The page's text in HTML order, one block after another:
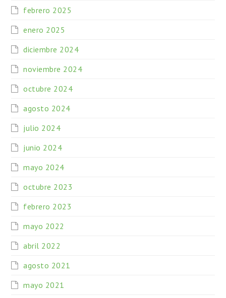
febrero 2025
enero 2025
diciembre 2024
noviembre 2024
octubre 2024
agosto 2024
julio 2024
junio 2024
mayo 2024
octubre 2023
febrero 2023
mayo 2022
abril 2022
agosto 2021
mayo 2021